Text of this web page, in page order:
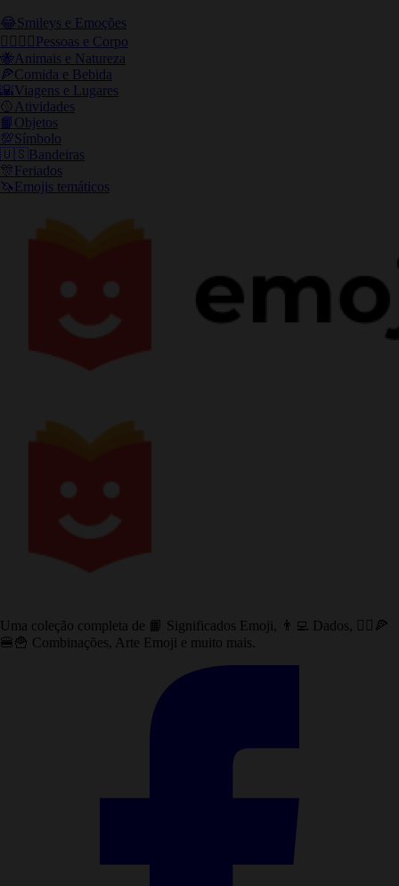
😂Smileys e Emoções
👩‍❤️‍💋‍👨 Pessoas e Corpo
🐝Animais e Natureza
🍕Comida e Bebida
🌇Viagens e Lugares
🥎Atividades
📙 Objetos
💯Símbolo
🇺🇸Bandeiras
🎊 Feriados
🦄Emojis temáticos
Uma coleção completa de 📙 Significados Emoji, 👨‍💻 Dados, 🙅‍♀️🍕
🍔🍟 Combinações, Arte Emoji e muito mais.